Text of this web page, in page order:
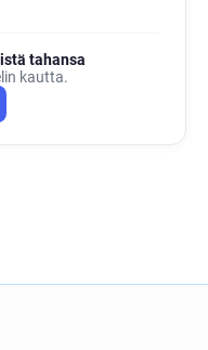
tahansa
kautta.